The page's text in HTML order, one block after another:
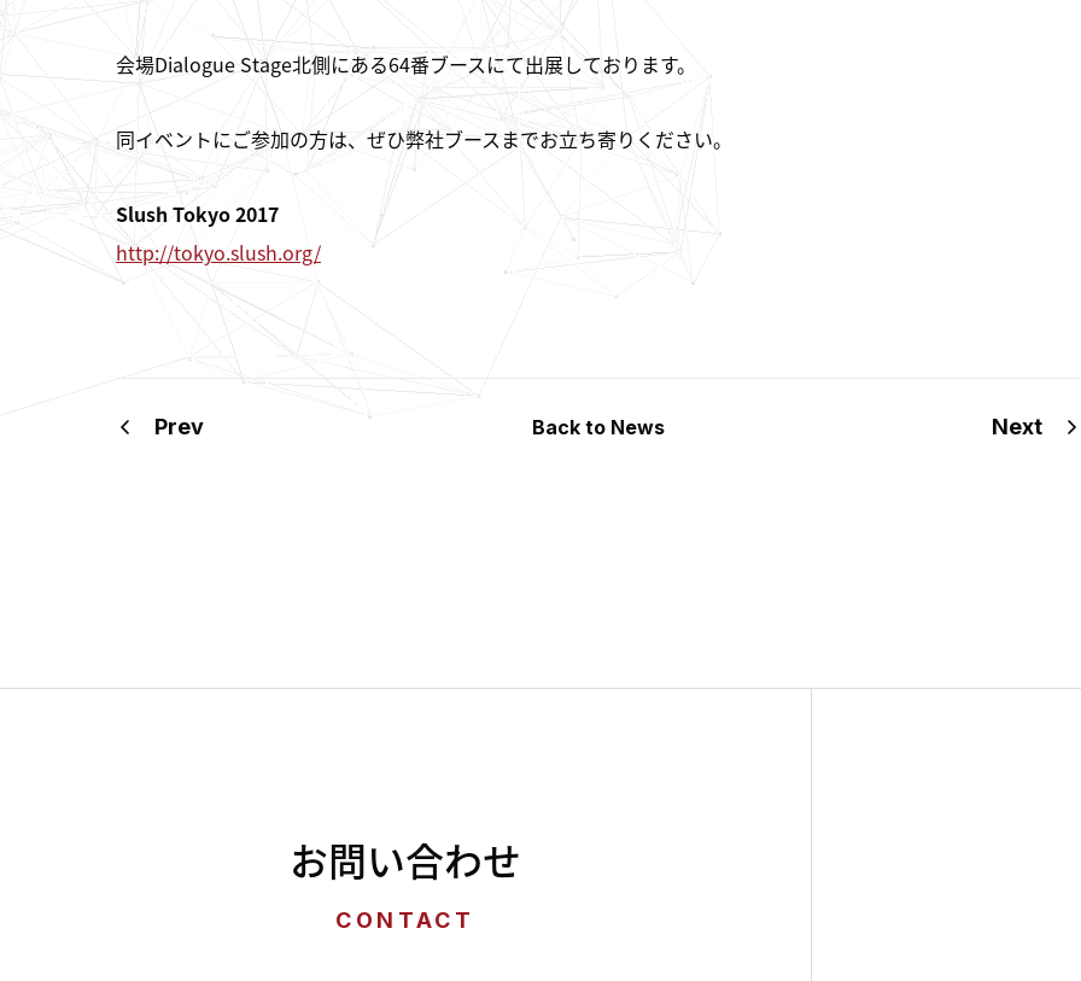
会場Dialogue Stage北側にある64番ブースにて出展しております。
同イベントにご参加の方は、ぜひ弊社ブースまでお立ち寄りください。
Slush Tokyo 2017
http://tokyo.slush.org/
Prev Back to News Next
お問い合わせ
CONTACT